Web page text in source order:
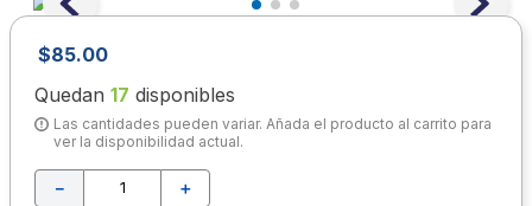
$85.00
Quedan 17 disponibles
Las cantidades pueden variar. Añada el producto al carrito para
ver la disponibilidad actual.
＋
－
7.
escritorio
8.
sacapuntas
9.
lapiz
escolar